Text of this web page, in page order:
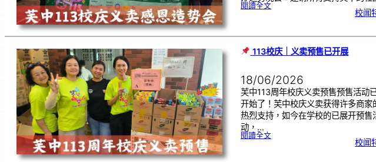
閱讀全文:芙
卖
造
会
｜
感
恩
社
群
众
的
支
持
校闻
113校庆｜义卖预售已开展
18/06/2026
芙中113周年校庆义卖预售预售活动
开始了！芙中校庆义卖获得许多商家
热烈支持，如今在学校的已展开预售
动，…
閱讀全文:
校闻